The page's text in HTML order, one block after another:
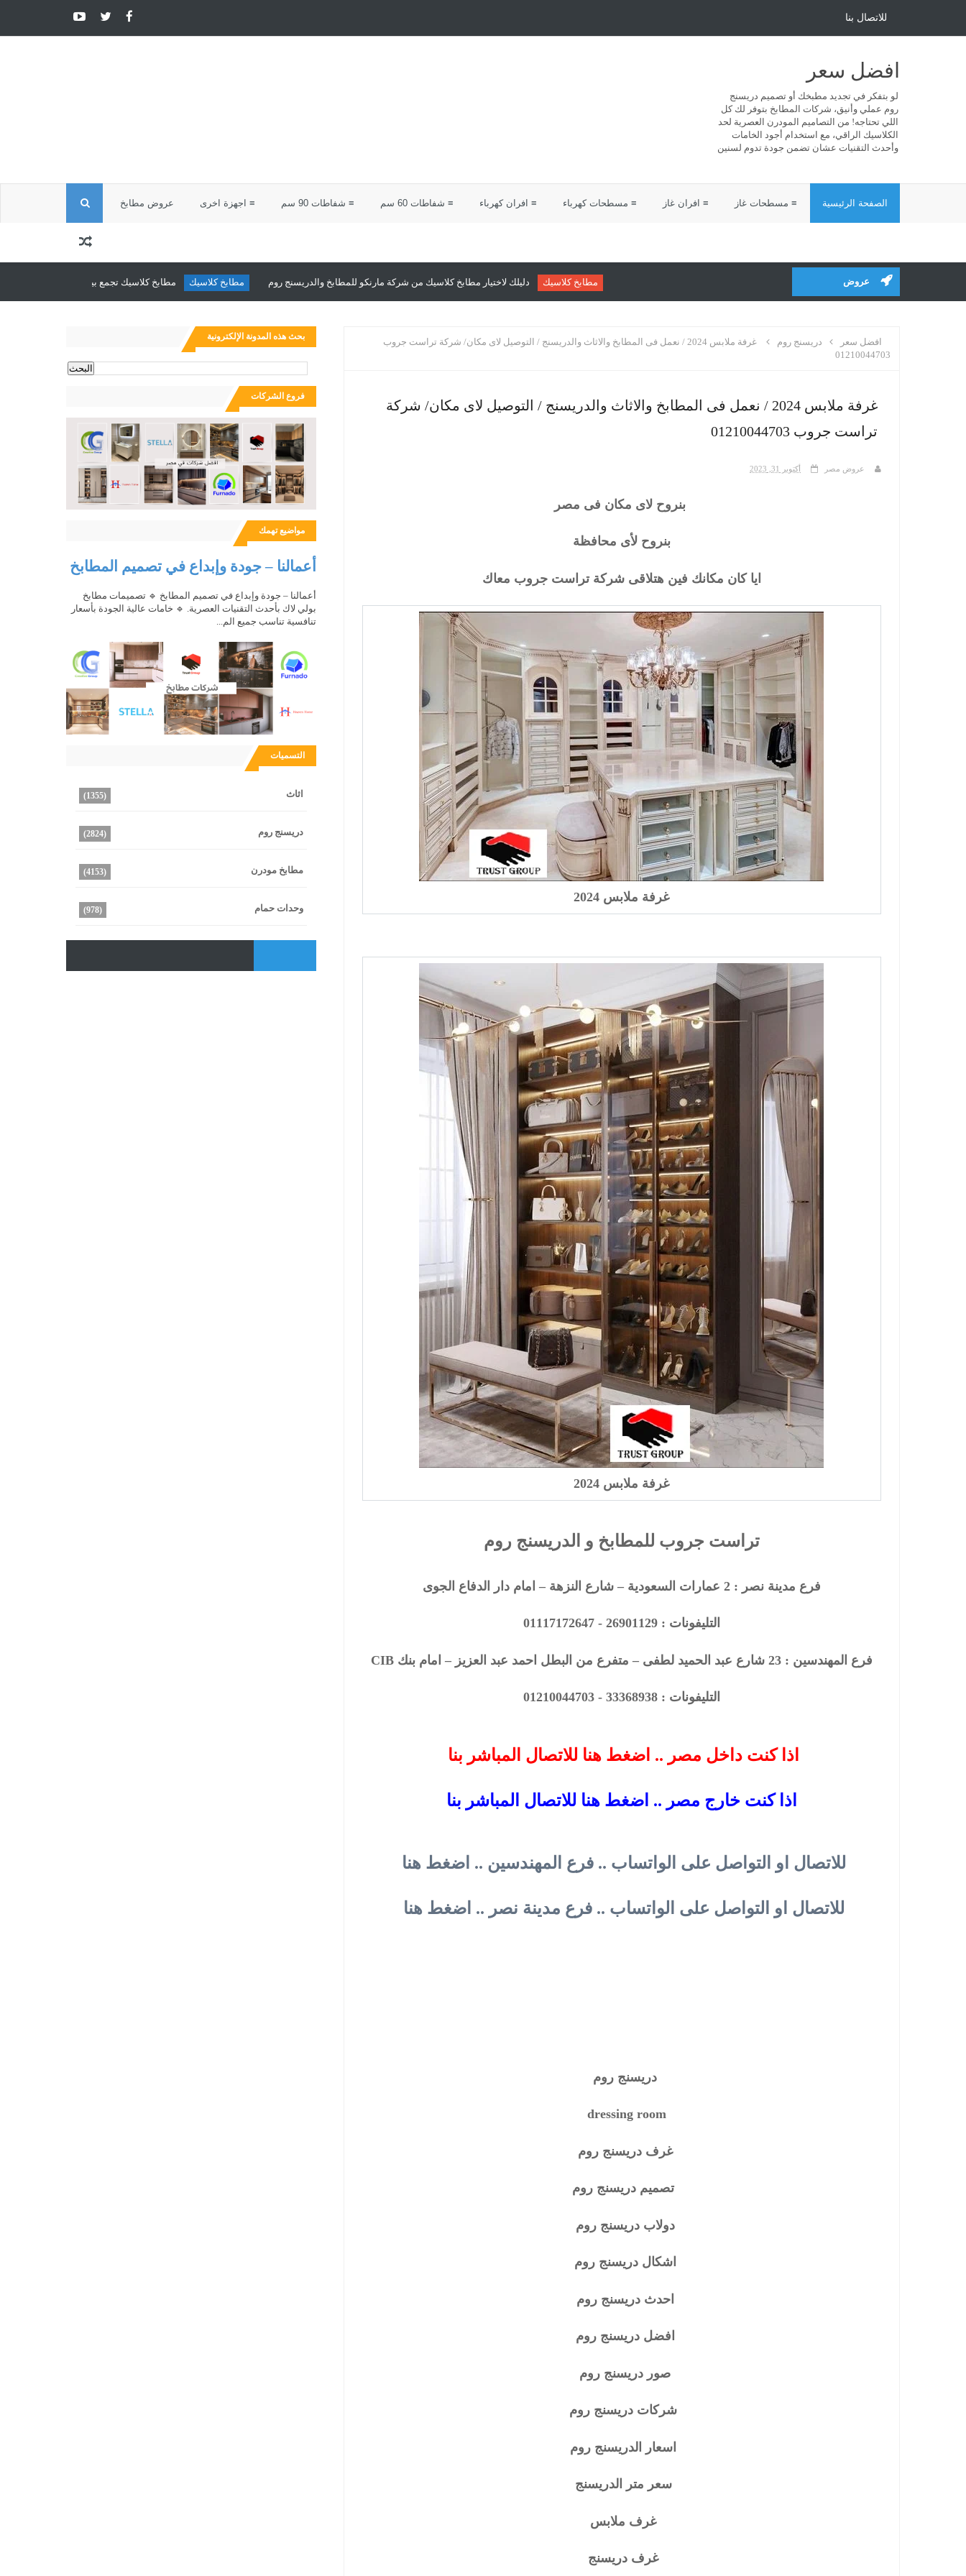
للاتصال بنا
افضل سعر
لو بتفكر في تجديد مطبخك أو تصميم دريسنج
روم عملي وأنيق، شركات المطابخ بتوفر لك كل
اللي تحتاجه! من التصاميم المودرن العصرية لحد
الكلاسيك الراقي، مع استخدام أجود الخامات
وأحدث التقنيات عشان تضمن جودة تدوم لسنين
الصفحة الرئيسية ≡ مسطحات غاز ≡ افران غاز ≡ مسطحات كهرباء ≡ افران كهرباء ≡ شفاطات 60 سم ≡ شفاطات 90 سم ≡ اجهزة اخرى عروض مطابخ ا
ل
ث
عروض مطابخ كلاسيك دليلك لاختيار مطابخ كلاسيك من شركة مارنكو للمطابخ والدريسنج روم مطابخ كلاسيك مطابخ كلاسيك تجمع بين الأصالة والأناقة من شركة مارنكو
افضل سعر دريسنج روم
غرفة ملابس 2024 / نعمل فى المطابخ والاثاث والدريسنج / التوصيل لاى مكان/ شركة تراست جروب
01210044703
غرفة ملابس 2024 / نعمل فى المطابخ والاثاث والدريسنج / التوصيل لاى مكان/ شركة
تراست جروب 01210044703
عروض مصر أكتوبر 31, 2023
بنروح لاى مكان فى مصر
بنروح لأى محافظة
ايا كان مكانك فين هتلاقى شركة تراست جروب معاك
غرفة ملابس 2024
غرفة ملابس 2024
تراست جروب للمطابخ و الدريسنج روم
فرع مدينة نصر :2 عمارات السعودية – شارع النزهة – امام دار الدفاع الجوى
التليفونات : 26901129 - 01117172647
فرع المهندسين :23 شارع عبد الحميد لطفى – متفرع من البطل احمد عبد العزيز – امام بنك CIB
التليفونات : 33368938 - 01210044703
اذا كنت داخل مصر .. اضغط هنا للاتصال المباشر بنا
اذا كنت خارج مصر .. اضغط هنا للاتصال المباشر بنا
للاتصال او التواصل على الواتساب .. فرع المهندسين .. اضغط هنا
للاتصال او التواصل على الواتساب .. فرع مدينة نصر .. اضغط هنا
دريسنج روم
dressing room
غرف دريسنج روم
تصميم دريسنج روم
دولاب دريسنج روم
اشكال دريسنج روم
احدث دريسنج روم
افضل دريسنج روم
صور دريسنج روم
شركات دريسنج روم
اسعار الدريسنج روم
سعر متر الدريسنج
غرف ملابس
غرف دريسنج
بحث هذه المدونة الإلكترونية
فروع الشركات
مواضيع تهمك
أعمالنا – جودة وإبداع في تصميم المطابخ
أعمالنا – جودة وإبداع في تصميم المطابخ 🔹 تصميمات مطابخ
بولي لاك بأحدث التقنيات العصرية. 🔹 خامات عالية الجودة بأسعار
تنافسية تناسب جميع الم...
التسميات
اثاث (1355)
دريسنج روم (2824)
مطابخ مودرن (4153)
وحدات حمام (978)